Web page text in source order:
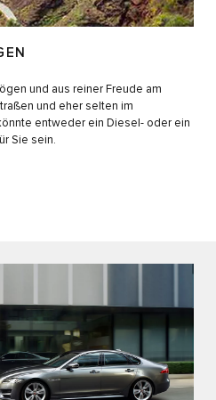
und aus reiner Freude am
und eher selten im
entweder ein Diesel- oder ein
Sie sein.